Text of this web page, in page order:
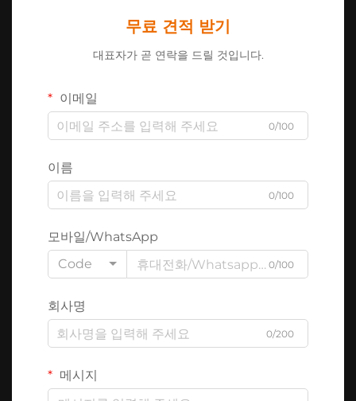
무료 견적 받기
대표자가 곧 연락을 드릴 것입니다.
이메일
0/100
이름
0/100
모바일/WhatsApp
Code
0/100
회사명
0/200
메시지